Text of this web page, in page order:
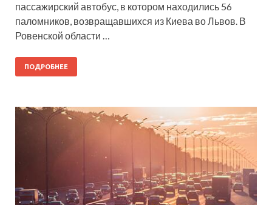
пассажирский автобус, в котором находились 56
паломников, возвращавшихся из Киева во Львов. В
Ровенской области …
ПОДРОБНЕЕ